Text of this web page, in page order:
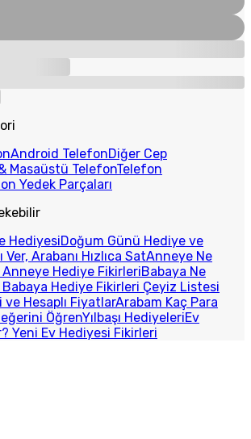
Android TelefonDiğer Cep
Masaüstü TelefonTelefon
Yedek Parçaları
HediyesiDoğum Günü Hediye ve
Ver, Arabanı Hızlıca SatAnneye Ne
Anneye Hediye FikirleriBabaya Ne
Babaya Hediye Fikirleri Çeyiz Listesi
Hesaplı FiyatlarArabam Kaç Para
ÖğrenYılbaşı HediyeleriEv
Yeni Ev Hediyesi Fikirleri